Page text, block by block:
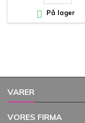
 På lager
VARER
VORES FIRMA